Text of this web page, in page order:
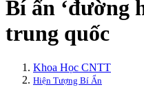
Bí ẩn ‘đường
trung quốc
Khoa Học CNTT
Hiện Tượng Bí Ẩn